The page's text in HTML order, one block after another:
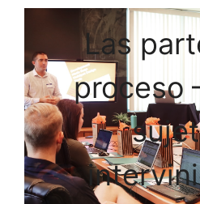
Las
proceso